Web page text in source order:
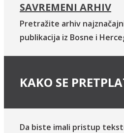
SAVREMENI ARHIV
Pretražite arhiv
publikacija iz Bosne i
KAKO SE
Da biste imali pristup